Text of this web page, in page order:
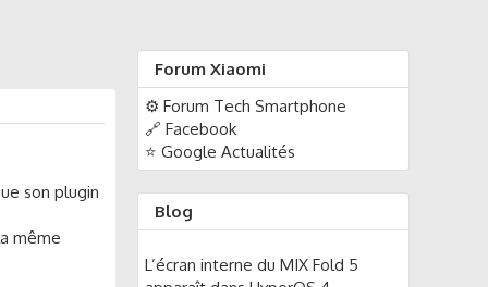
son plugin
même
Forum Xiaomi
⚙️ Forum Tech Smartphone
🔗 Facebook
⭐ Google Actualités
Blog
L’écran interne du MIX Fold 5